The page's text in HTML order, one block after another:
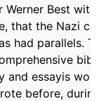
Werner Best
that the Nazi
had parallels.
and essayis
before,